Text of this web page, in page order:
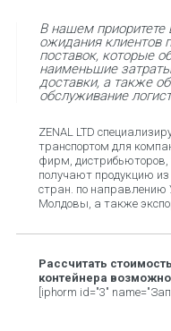
В нашем приоритете
ожидания клиентов
поставок, которые
наименьшие
доставки, а также
обслуживание
ZENAL LTD
транспортом для
фирм, дистрибьюторов,
получают продукцию из
стран. по направлению
Молдовы, а также
Рассчитать
контейнера
[iphorm id="3"